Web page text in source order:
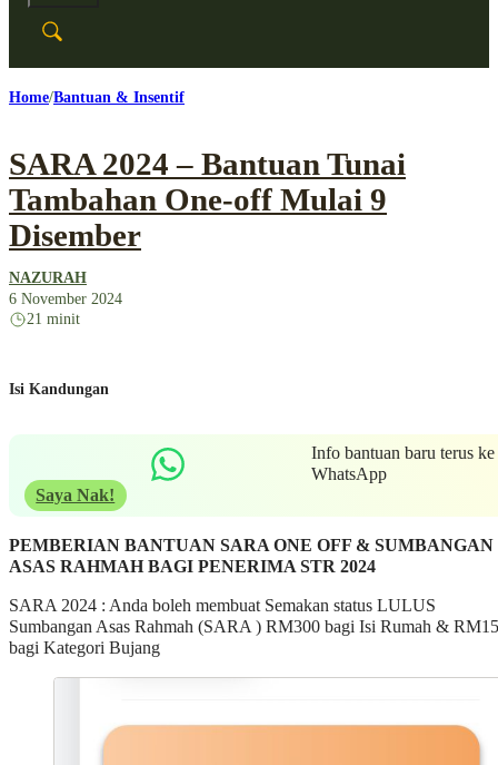
Home Bantuan & Insentif
SARA 2024 – Bantuan Tunai
Tambahan One-off Mulai 9
Disember
NAZURAH
6 November 2024
21 minit
Isi Kandungan
Info bantuan baru terus ke
WhatsApp
Saya Nak!
PEMBERIAN BANTUAN SARA ONE OFF & SUMBANGAN
ASAS RAHMAH BAGI PENERIMA STR 2024
SARA 2024 : Anda boleh membuat Semakan status LULUS
Sumbangan Asas Rahmah (SARA ) RM300 bagi Isi Rumah &
bagi Kategori Bujang